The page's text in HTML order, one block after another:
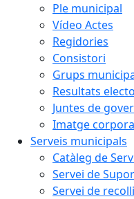
Ple municipal
Vídeo Actes
Regidories
Consistori
Grups
Resultats
Juntes de
Imatge
Serveis municipals
Catàleg de
Servei de
Servei de